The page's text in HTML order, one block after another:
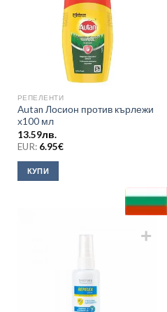
РЕПЕЛЕНТИ
Autan Лосион против кърлежи
х100 мл
13.59лв.
EUR: 6.95€
КУПИ